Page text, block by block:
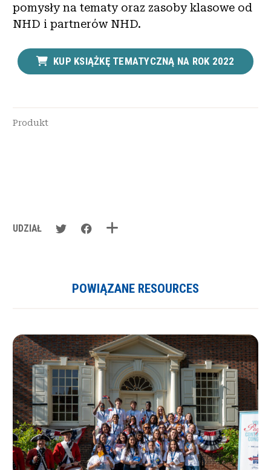
pomysły na tematy oraz zasoby klasowe od
NHD i partnerów NHD.
KUP KSIĄŻKĘ TEMATYCZNĄ NA ROK 2022
Produkt
UDZIAŁ
POWIĄZANE RESOURCES